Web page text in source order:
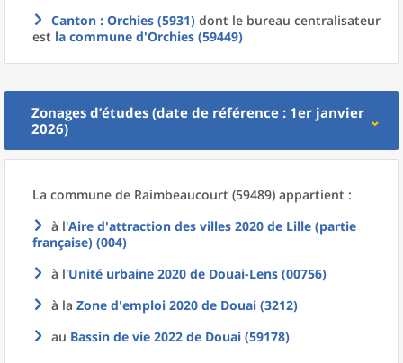
Canton : Orchies (5931) dont le bureau centralisateur
est la commune d'Orchies (59449)
Zonages d’études (date de référence : 1er janvier
2026)
La commune de Raimbeaucourt (59489) appartient :
à l'Aire d'attraction des villes 2020 de Lille (partie
française) (004)
à l'Unité urbaine 2020 de Douai-Lens (00756)
à la Zone d'emploi 2020 de Douai (3212)
au Bassin de vie 2022 de Douai (59178)